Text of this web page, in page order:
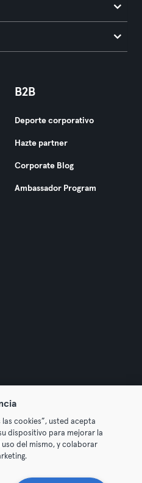
B2B
Deporte corporativo
Hazte partner
Corporate Blog
Ambassador Program
GmbH. All rights reserved.
Desistir de contratos aquí
cookies”, usted acepta
dispositivo para mejorar la
uso del mismo, y colaborar